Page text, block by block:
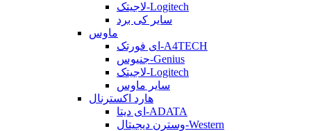
لاجیتک-Logitech
سایر کی برد
ماوس
ای فورتک-A4TECH
جنیوس-Genius
لاجیتک-Logitech
سایر ماوس
هارد اکسترنال
ای دیتا-ADATA
وسترن دیجیتال-Western